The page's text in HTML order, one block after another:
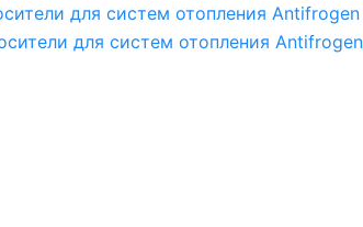
для систем отопления
для систем отопления